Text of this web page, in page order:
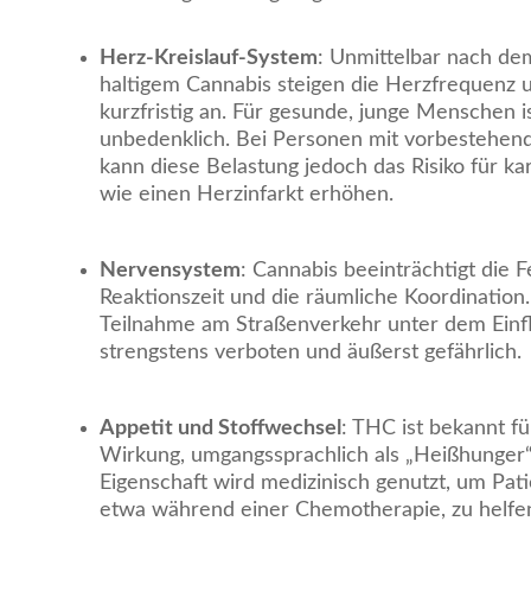
Herz-Kreislauf-System: Unmittelbar nach
haltigem Cannabis steigen die Herzfrequenz
kurzfristig an. Für gesunde, junge Menschen
unbedenklich. Bei Personen mit
kann diese Belastung jedoch das Risiko für
wie einen Herzinfarkt erhöhen.
Nervensystem: Cannabis beeinträchtigt die
Reaktionszeit und die räumliche
Teilnahme am Straßenverkehr unter dem
strengstens verboten und äußerst gefährlich.
Appetit und Stoffwechsel : THC ist bekannt
Wirkung, umgangssprachlich als
Eigenschaft wird medizinisch genutzt, um
etwa während einer Chemotherapie, zu